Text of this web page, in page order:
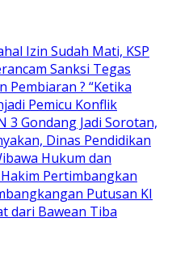
Izin Sudah Mati, KSP
Sanksi Tegas
Pembiaran ? “Ketika
Pemicu Konflik
3 Gondang Jadi Sorotan,
Dinas Pendidikan
Hukum dan
Pertimbangkan
Putusan KI
dari Bawean Tiba